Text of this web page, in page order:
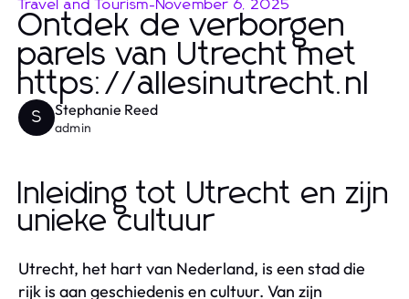
Travel and Tourism-November 6, 2025
Ontdek de verborgen
parels van Utrecht met
https://allesinutrecht.nl
S Stephanie Reed
admin
Inleiding tot Utrecht en zijn
unieke cultuur
Utrecht, het hart van Nederland, is een stad die
rijk is aan geschiedenis en cultuur. Van zijn